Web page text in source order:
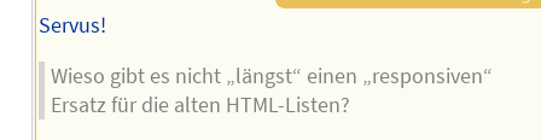
Servus!
Wieso gibt es nicht „längst“ einen „responsiven“
Ersatz für die alten HTML-Listen?